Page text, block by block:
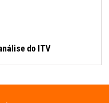
do ITV